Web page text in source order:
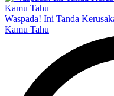
Waspada! Ini Tanda
Kamu Tahu